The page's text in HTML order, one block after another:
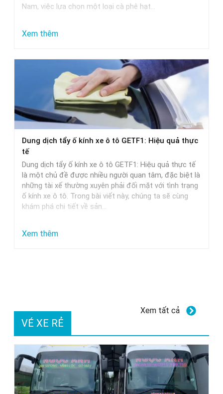
Nam, việc lựa chọn một loại cà phê hạt…
Xem thêm:
Ý
Chọn
Mua
Cà
Phê
Hạt
Cao
Cấp:
Trung
Nguyên,
Milano
Dung dịch tẩy ố kính xe ô tô GETF1: Hiệu quả thực
tế
Dung dịch tẩy ố kính xe ô tô GETF1: Hiệu quả thực tế
là một chủ đề được nhiều người quan tâm, đặc biệt là
những tài xế thường xuyên phải đối mặt với tình trạng
ố kính xe ô tô. Trong bài viết này, chúng ta sẽ cùng
khám phá chi tiết về sản…
Xem thêm:
xe
tô
GETF1:
quả
VÉ XE RẺ
Xem tất cả